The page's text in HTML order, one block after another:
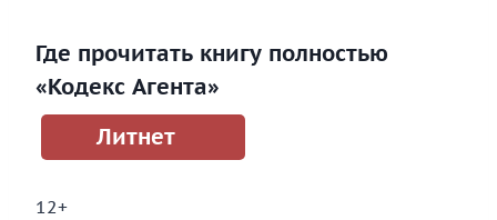
Где прочитать книгу полностью
«Кодекс Агента»
Литнет
12+